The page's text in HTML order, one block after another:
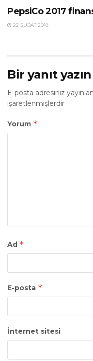
PepsiCo 2017
22 ŞUBAT 2018
Bir yanıt yazın
E-posta adresiniz
işaretlenmişlerdir
Yorum *
Ad *
E-posta *
İnternet sitesi